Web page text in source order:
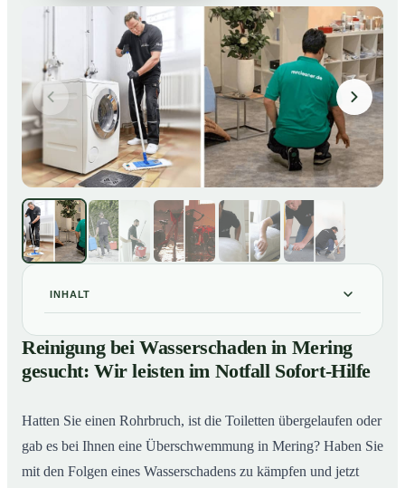
INHALT
01Reinigung bei Wasserschaden in Mering gesucht: Wir
leisten im Notfall Sofort-Hilfe
Reinigung bei Wasserschaden in Mering
gesucht: Wir leisten im Notfall Sofort-Hilfe
Hatten Sie einen Rohrbruch, ist die Toiletten übergelaufen oder
gab es bei Ihnen eine Überschwemmung in Mering? Haben Sie
mit den Folgen eines Wasserschadens zu kämpfen und jetzt